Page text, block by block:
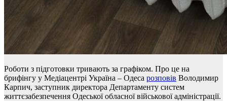
Роботи з підготовки тривають за графіком. Про це на
брифінгу у Медіацентрі Україна – Одеса розповів Володимир
Карпич, заступник директора Департаменту систем
життєзабезпечення Одеської обласної військової адміністрації.